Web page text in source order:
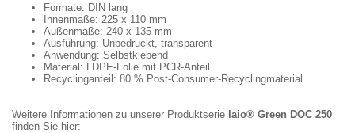
Formate: DIN lang
Innenmaße: 225 x 110 mm
Außenmaße: 240 x 135 mm
Ausführung: Unbedruckt, transparent
Anwendung: Selbstklebend
Material: LDPE-Folie mit PCR-Anteil
Recyclinganteil: 80 % Post-Consumer-Recyclingmaterial
Weitere Informationen zu unserer Produktserie laio® Green DOC 250
finden Sie hier: